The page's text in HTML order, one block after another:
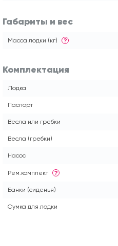
Габариты и вес
Масса лодки (кг) ?
Комплектация
Лодка
Паспорт
Весла или гребки
Весла (гребки)
Насос
Рем.комплект ?
Банки (сиденья)
Сумка для лодки